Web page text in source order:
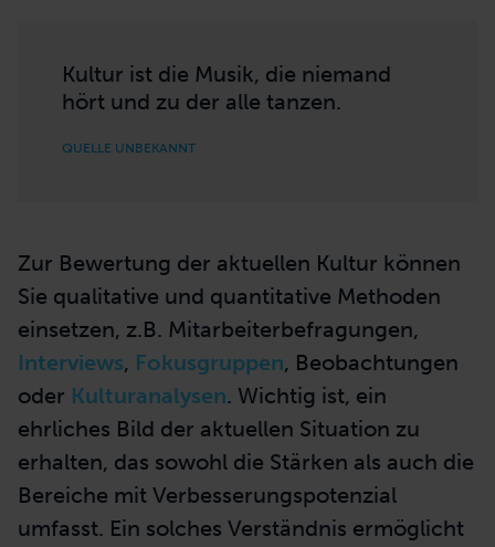
Kultur ist die Musik, die niemand
hört und zu der alle tanzen.
QUELLE UNBEKANNT
Zur Bewertung der aktuellen Kultur können
Sie qualitative und quantitative Methoden
einsetzen, z.B. Mitarbeiterbefragungen,
Interviews, Fokusgruppen, Beobachtungen
oder Kulturanalysen. Wichtig ist, ein
ehrliches Bild der aktuellen Situation zu
erhalten, das sowohl die Stärken als auch die
Bereiche mit Verbesserungspotenzial
umfasst. Ein solches Verständnis ermöglicht